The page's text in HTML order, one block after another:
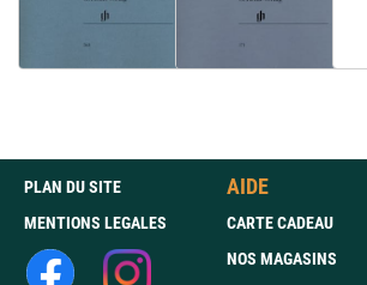
PLAN DU SITE
MENTIONS LEGALES
AIDE
CARTE CADEAU
NOS MAGASINS